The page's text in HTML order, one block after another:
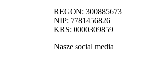
REGON: 300885673
NIP: 7781456826
KRS: 0000309859
Nasze social media